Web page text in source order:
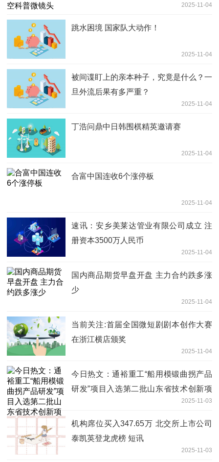
2025-11-04
跳水困境 国家队大动作！
2025-11-04
被间谍盯上的亲本种子，究竟是什么？一
旦外流后果有多严重？
2025-11-04
丁浩问鼎中日韩围棋精英邀请赛
2025-11-04
合富中国连收6个涨停板
2025-11-04
速讯：安乡美莱达管业有限公司成立 注
册资本3500万人民币
2025-11-04
国内商品期货早盘开盘 主力合约跌多涨
少
2025-11-04
当前关注:首届全国微短剧剧本创作大赛
在浙江横店颁奖
2025-11-04
今日热文：通裕重工“船用模锻曲拐产品
研发”项目入选第二批山东省技术创新项
2025-11-03
机构席位买入347.65万 北交所上市公司
泰凯英登龙虎榜 短讯
2025-11-03